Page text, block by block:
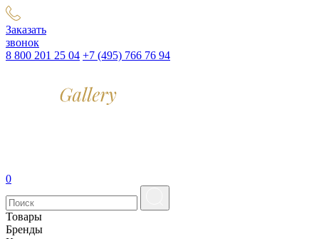
Заказать
звонок
8 800 201 25 04 +7 (495) 766 76 94
0
Товары
Бренды